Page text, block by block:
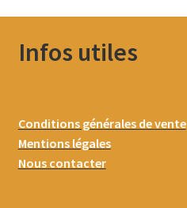
Infos utiles
Conditions générales de vente
Mentions légales
Nous contacter